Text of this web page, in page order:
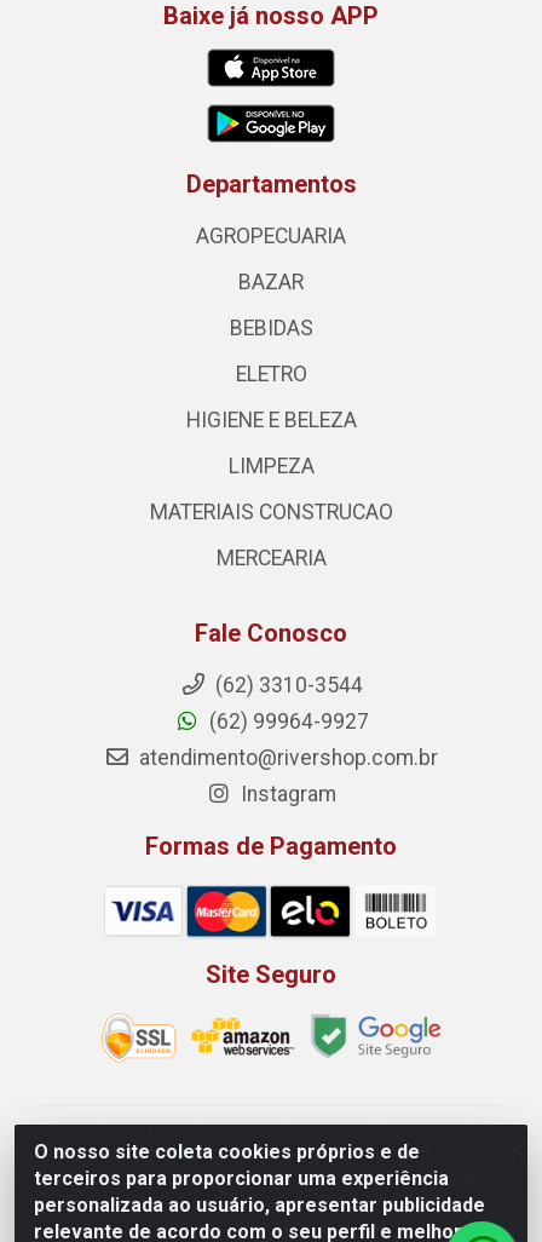
O nosso site coleta cookies próprios e de
terceiros para proporcionar uma experiência
personalizada ao usuário, apresentar publicidade
relevante de acordo com o seu perfil e melhorar a
Baixe já nosso APP
Departamentos
AGROPECUARIA
BAZAR
BEBIDAS
ELETRO
HIGIENE E BELEZA
LIMPEZA
MATERIAIS CONSTRUCAO
MERCEARIA
Fale Conosco
(62) 3310-3544
(62) 99964-9927
atendimento@rivershop.com.br
Instagram
Formas de Pagamento
Site Seguro
Rio Vermelho Distribuição de Alimentos LTDA - Rodovia
BR, 153, KM 52 N 00 QD 00 LT 16 - Bairro Jardim
Eldorado, Anápolis/GO - CEP 75.045-190 - CNPJ
10.912.900/0002-40